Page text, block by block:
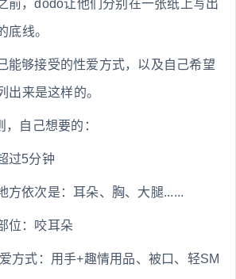
前，dodo让他们分别在一张纸上写出
底线。
能够接受的性爱方式，以及自己希望
出来是这样的。
自己想要的：
过5分钟
方依次是：耳朵、胸、大腿......
位：咬耳朵
方式：用手+趣情用品、被口、轻SM